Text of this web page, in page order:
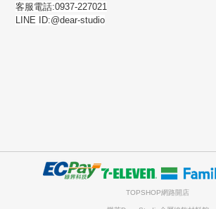
客服電話:0937-227021
LINE ID:@dear-studio
TOPSHOP網路開店